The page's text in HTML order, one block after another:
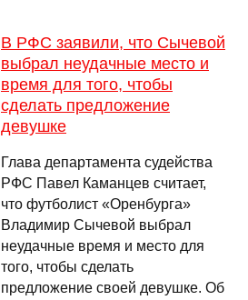
В РФС заявили, что Сычевой
выбрал неудачные место и
время для того, чтобы
сделать предложение
девушке
Глава департамента судейства
РФС Павел Каманцев считает,
что футболист «Оренбурга»
Владимир Сычевой выбрал
неудачные время и место для
того, чтобы сделать
предложение своей девушке. Об